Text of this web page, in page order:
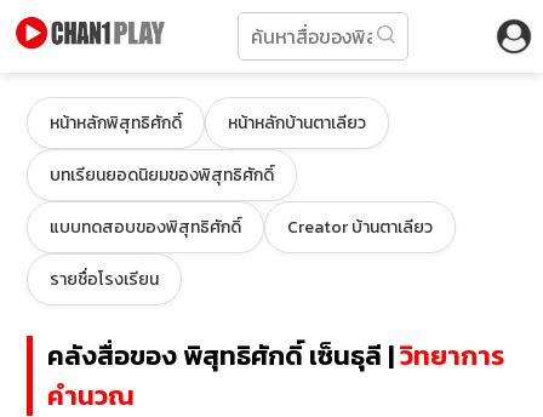
หน้าหลักพิสุทธิศักดิ์ หน้าหลักบ้านตาเลียว
บทเรียนยอดนิยมของพิสุทธิศักดิ์
แบบทดสอบของพิสุทธิศักดิ์ Creator บ้านตาเลียว
รายชื่อโรงเรียน
คลังสื่อของ พิสุทธิศักดิ์ เซ็นธุลี |วิทยาการ
คำนวณ